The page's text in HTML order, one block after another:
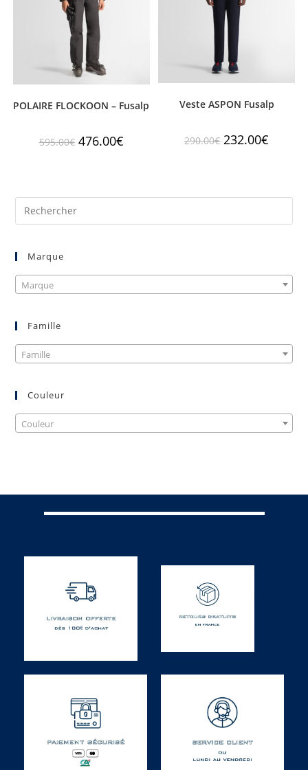
POLAIRE FLOCKOON – Fusalp
595.00€ 476.00€
Veste ASPON Fusalp
290.00€ 232.00€
Marque
Marque
Famille
Famille
Couleur
Couleur